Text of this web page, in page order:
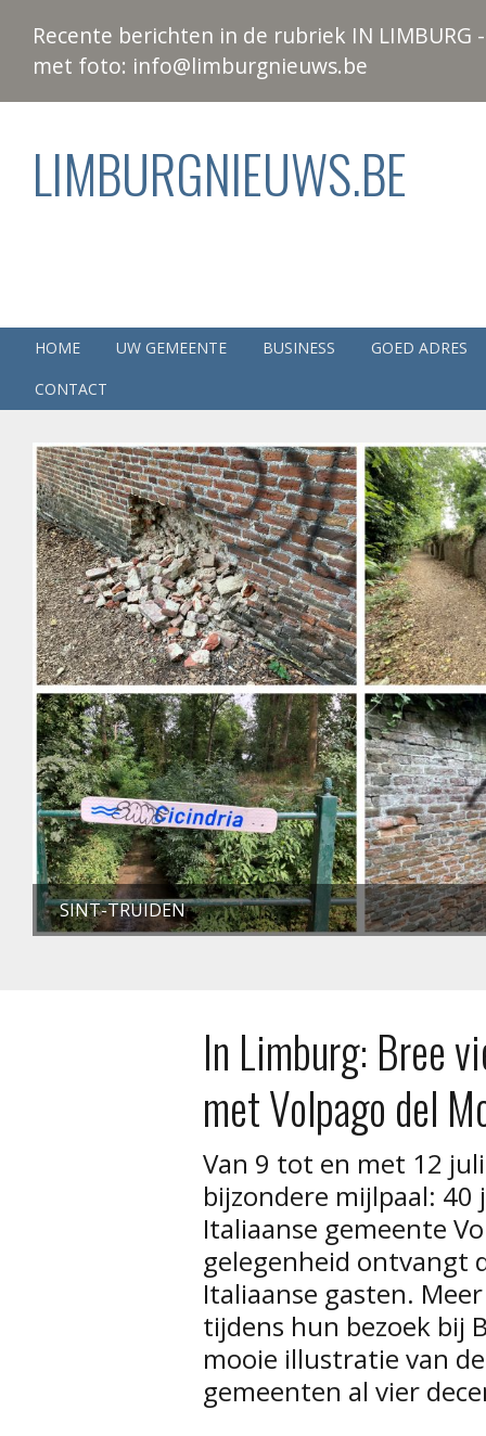
Recente berichten in de rubriek IN
met foto: info@limburgnieuws.be
LIMBURGNIEUWS.BE
HOME UW GEMEENTE BUSINESS
GOED ADRES
CONTACT
SINT-TRUIDEN
In Limburg: Bree
met Volpago del
Van 9 tot en met 12
bijzondere mijlpaal:
Italiaanse gemeente
gelegenheid ontvangt
Italiaanse gasten.
tijdens hun bezoek bij
mooie illustratie van
gemeenten al vier